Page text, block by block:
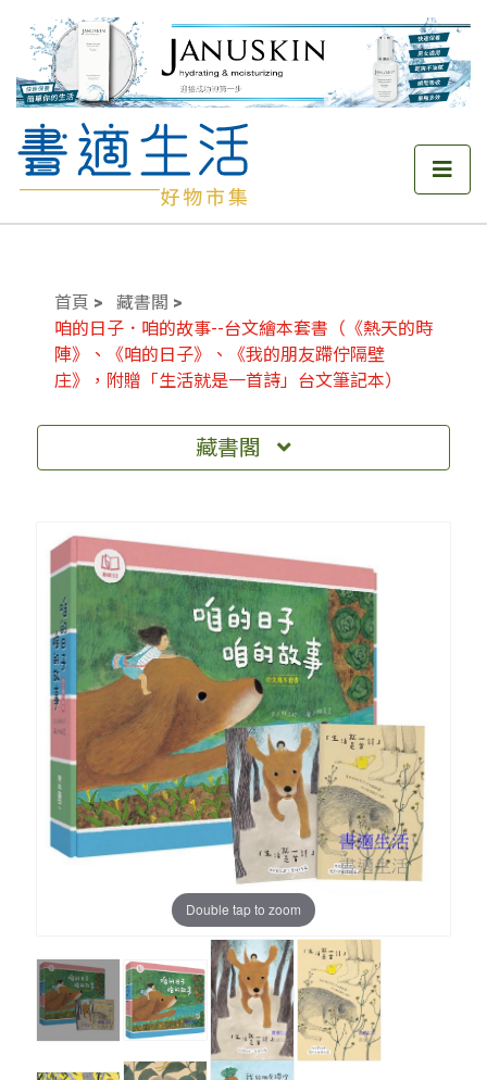
首頁
藏書閣
咱的日子．咱的故事--台文繪本套書（《熱天的時
陣》、《咱的日子》、《我的朋友蹛佇隔壁
庄》，附贈「生活就是一首詩」台文筆記本）
藏書閣
Double tap to zoom